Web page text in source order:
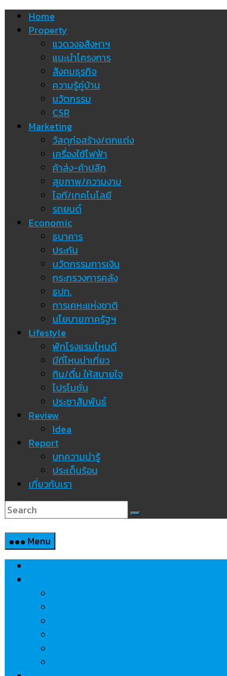
Skip Home
Property
แวดวงอสังหาฯ
แนะนำโครงการ
สังคมธุรกิจ
ความรู้คู่บ้าน
นวัตกรรม
CSR
Marketing
วัสดุก่อสร้าง/ตกแต่ง
เครื่องใช้ไฟฟ้า
ค้าส่ง-ค้าปลีก
สุขภาพ/ความงาม
ไอที/เทคโนโลยี
รถยนต์
Economic
ธนาคาร
ประกัน
นวัตกรรมการเงิน
กระทรวงการคลัง
ธปท.
การเคหะแห่งชาติ
นโยบายภาครัฐฯ
Lifestyle
พักโรงแรมไหนดี
มีที่ไหนน่าเที่ยว
กิน/ดื่ม ให้สบายใจ
โปรโมชั่น
ประชาสัมพันธ์
Review
Idea
Report
บทความน่ารู้
ประเด็นร้อน
เกี่ยวกับเรา
Menu